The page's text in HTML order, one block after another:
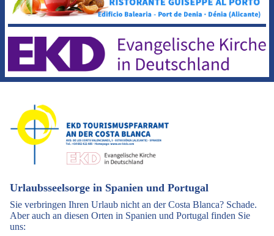
Urlaubsseelsorge in Spanien und Portugal
Sie verbringen Ihren Urlaub nicht an der Costa Blanca? Schade.
Aber auch an diesen Orten in Spanien und Portugal finden Sie
uns: